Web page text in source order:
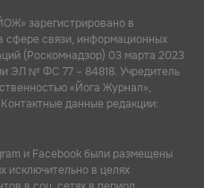
зарегистрировано в
сфере связи, информационных
(Роскомнадзор) 03 марта 2023
ЭЛ № ФС 77 – 84818. Учредитель
«Йога Журнал»,
данные редакции:
и Facebook были размещены
исключительно в целях